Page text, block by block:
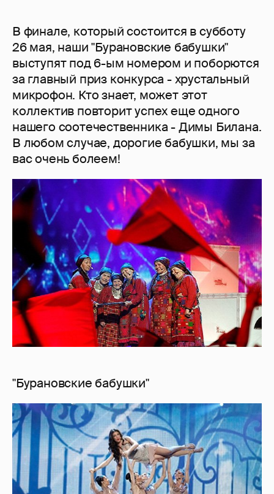
В финале, который состоится в субботу
26 мая, наши "Бурановские бабушки"
выступят под 6-ым номером и поборются
за главный приз конкурса - хрустальный
микрофон. Кто знает, может этот
коллектив повторит успех еще одного
нашего соотечественника - Димы Билана.
В любом случае, дорогие бабушки, мы за
вас очень болеем!
"Бурановские бабушки"